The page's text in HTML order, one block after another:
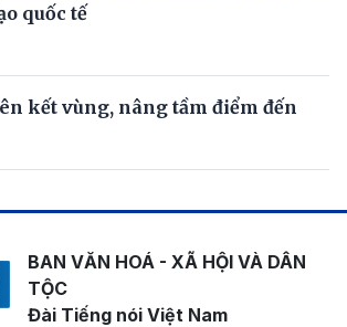
quốc tế
kết vùng, nâng tầm điểm đến
BAN VĂN HOÁ - XÃ HỘI VÀ DÂN
TỘC
Đài Tiếng nói Việt Nam